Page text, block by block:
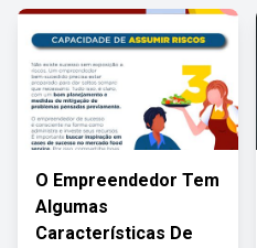
O Empreendedor Tem
Algumas
Características De